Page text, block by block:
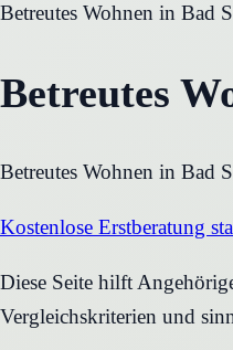
Betreutes Wohnen in Bad
Betreutes
Betreutes Wohnen in Bad
Kostenlose Erstberatung
Diese Seite hilft
Vergleichskriterien und